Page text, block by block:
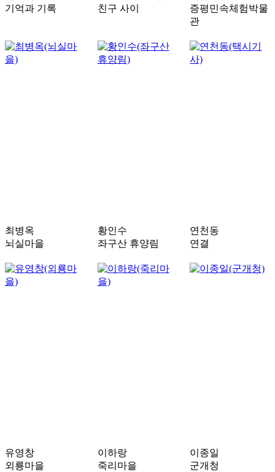
기억과 기록
친구 사이
증평민속체험박물
관
최병옥
뇌실마을
황인수
좌구산 휴양림
연천동
연결
유영창
외룡마을
이하랑
죽리마을
이종일
군개청